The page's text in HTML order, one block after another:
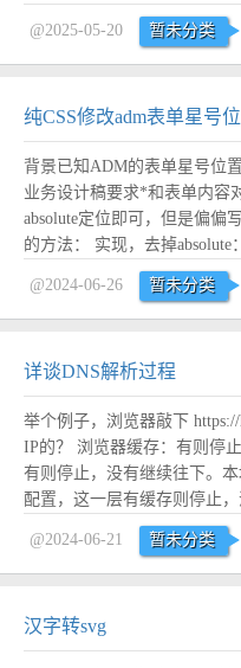
递普通数据，无法序列化的
便。 Chrome插件开发中的
@2025-05-20 暂未分类
纯CSS修改adm表单星号
背景已知ADM的表单星号位
业务设计稿要求*和表单内容
absolute定位即可，但是偏偏
的方法： 实现，去掉absolute
原理： 因为星号*是一个非
向的语言的字符，浏...阅读全
@2024-06-26 暂未分类
详谈DNS解析过程
举个例子，浏览器敲下
IP的？ 浏览器缓存：有则停
有则停止，没有继续往下。
配置，这一层有缓存则停止
至最近的根服务器，并根据
（TLD）服务器，例如.com
等（全球共...阅读全文
@2024-06-21 暂未分类
汉字转svg